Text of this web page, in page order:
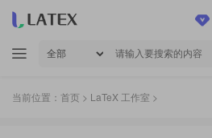
当前位置： 首页 > LaTeX 工作室 >